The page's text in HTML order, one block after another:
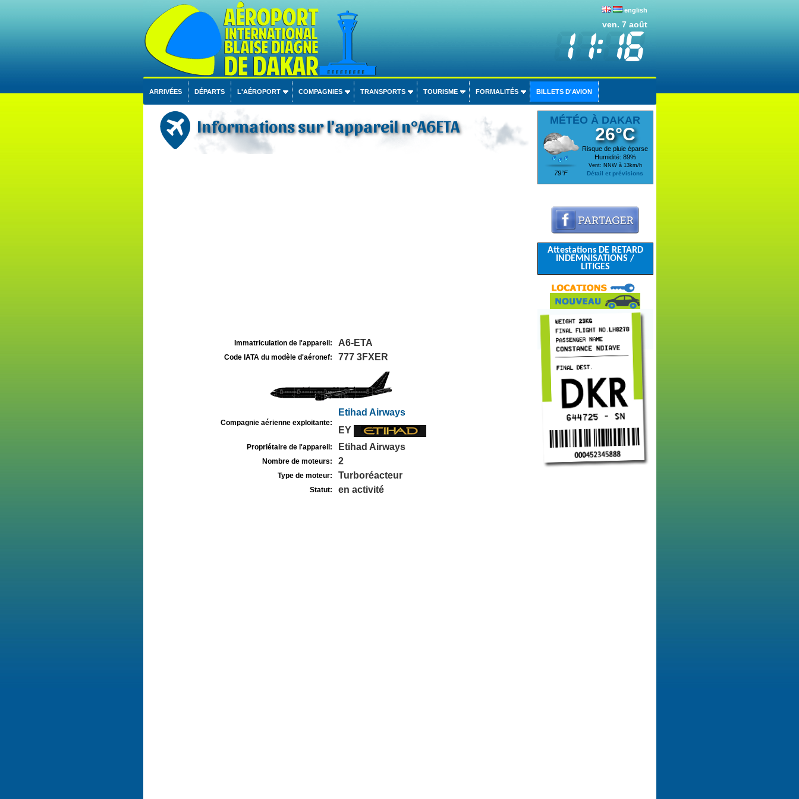
english
ven. 7 août
ARRIVÉES DÉPARTS L'AÉROPORT COMPAGNIES TRANSPORTS TOURISME FORMALITÉS BILLETS D'AVION
Informations sur l'appareil n°A6ETA
Immatriculation de l'appareil: A6-ETA
Code IATA du modèle d'aéronef: 777 3FXER
Compagnie aérienne exploitante:
Etihad Airways
EY
Propriétaire de l'appareil: Etihad Airways
Nombre de moteurs: 2
Type de moteur: Turboréacteur
Statut: en activité
MÉTÉO À DAKAR
79°F
26°C
Risque de pluie éparse
Humidité: 89%
Vent: NNW à 13km/h
Détail et prévisions
Attestations DE RETARD
INDEMNISATIONS /
LITIGES